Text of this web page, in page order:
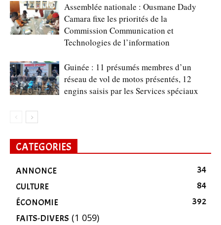
Assemblée nationale : Ousmane Dady
Camara fixe les priorités de la
Commission Communication et
Technologies de l’information
Guinée : 11 présumés membres d’un
réseau de vol de motos présentés, 12
engins saisis par les Services spéciaux
CATEGORIES
ANNONCE
34
CULTURE
84
ÉCONOMIE
392
FAITS-DIVERS (1 059)